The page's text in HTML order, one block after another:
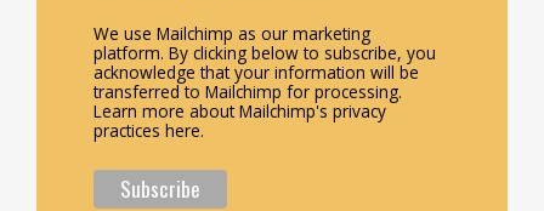
We use Mailchimp as our marketing
platform. By clicking below to subscribe, you
acknowledge that your information will be
transferred to Mailchimp for processing.
Learn more about Mailchimp's privacy
practices here.